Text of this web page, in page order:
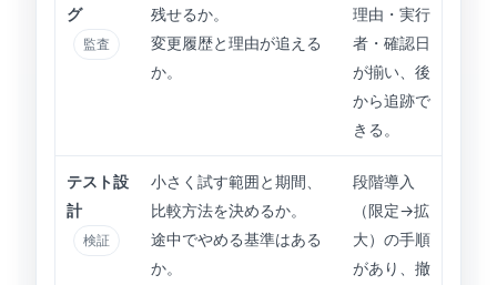
グ
監査
残せるか。
変更履歴と理由が追える
か。
理由・実行
者・確認日
が揃い、後
から追跡で
きる。
テスト設
計
検証
小さく試す範囲と期間、
比較方法を決めるか。
途中でやめる基準はある
か。
段階導入
（限定→拡
大）の手順
があり、撤